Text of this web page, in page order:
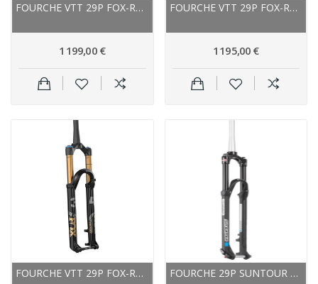
FOURCHE VTT 29P FOX-RACING-SHOX 2024 36 FLOAT...
1 199,00 €
FOURCHE VTT 29P FOX-RACING-SHOX 2021 34 FLOAT...
1 195,00 €
FOURCHE VTT 29P FOX-RACING-SHOX 2024 34 FLOAT... FOURCHE 29P SUNTOUR VTT VAE RAIDON 34 BOOST RLR...